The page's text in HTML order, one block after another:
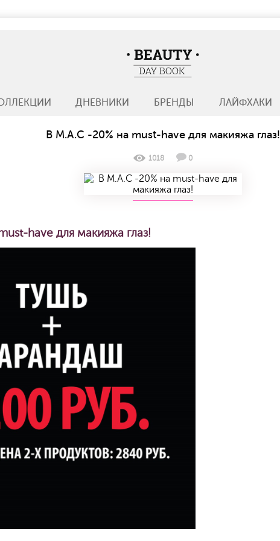
ДНЕВНИКИ БРЕНДЫ ЛАЙФХАКИ
BeautyDayBook
В M.A.C -20% на must-have для макияжа глаз!
1018 0
have для макияжа глаз!